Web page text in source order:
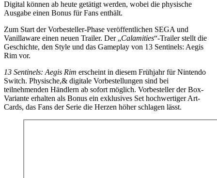
Digital können ab heute getätigt werden, wobei die physische
Ausgabe einen Bonus für Fans enthält.
Zum Start der Vorbesteller-Phase veröffentlichen SEGA und
Vanillaware einen neuen Trailer. Der „Calamities“-Trailer stellt die
Geschichte, den Style und das Gameplay von 13 Sentinels: Aegis
Rim vor.
13 Sentinels: Aegis Rim erscheint in diesem Frühjahr für Nintendo
Switch. Physische,& digitale Vorbestellungen sind bei
teilnehmenden Händlern ab sofort möglich. Vorbesteller der Box-
Variante erhalten als Bonus ein exklusives Set hochwertiger Art-
Cards, das Fans der Serie die Herzen höher schlagen lässt.